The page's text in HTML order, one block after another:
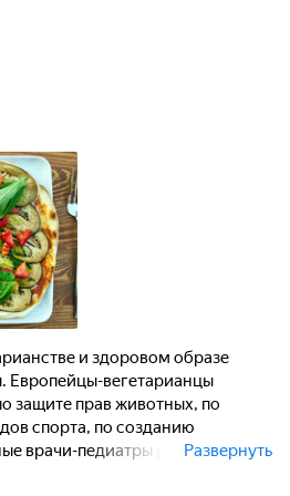
Авторитетные врачи-педиатры
здоровых детей, а учёные
и здоровом образе
Европейцы-вегетарианцы
защите прав животных, по
спорта, по созданию
врачи-педиатры рассказывают,
Развернуть